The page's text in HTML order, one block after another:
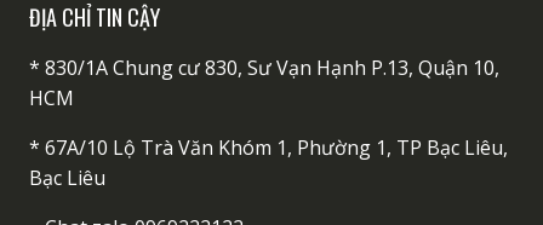
ĐỊA CHỈ TIN CẬY
* 830/1A Chung cư 830, Sư Vạn Hạnh P.13, Quận 10,
HCM
* 67A/10 Lộ Trà Văn Khóm 1, Phường 1, TP Bạc Liêu,
Bạc Liêu